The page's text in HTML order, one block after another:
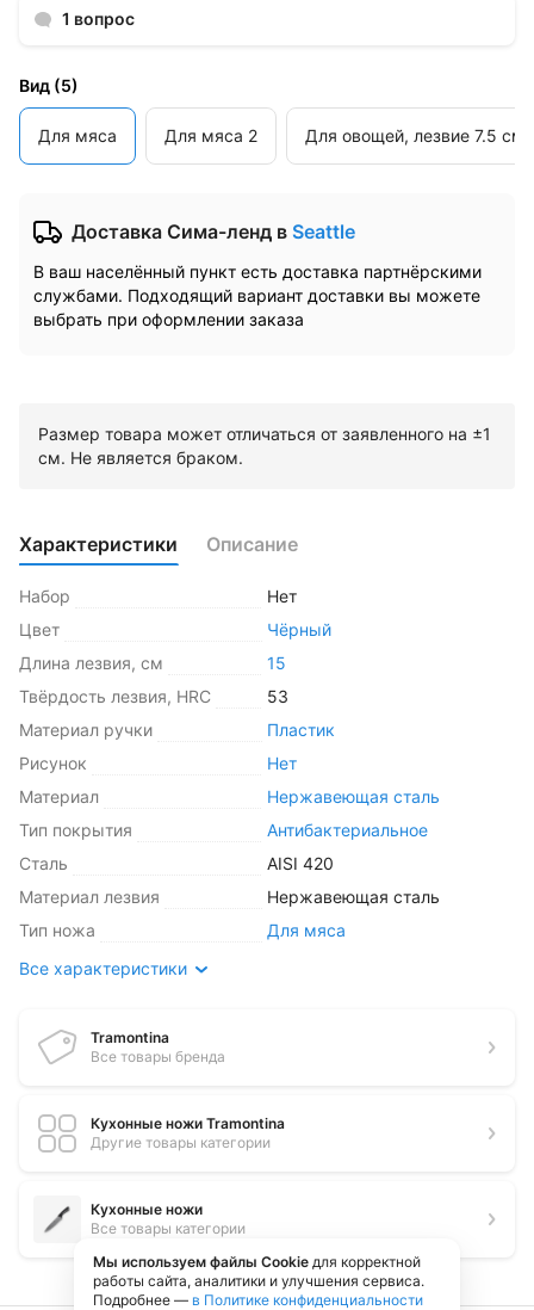
1 вопрос
Вид (5)
Для мяса Для мяса 2 Для овощей, лезвие 7.5 см
Доставка Сима-ленд в Seattle
В ваш населённый пункт есть доставка партнёрскими
службами. Подходящий вариант доставки вы можете
выбрать при оформлении заказа
Размер товара может отличаться от заявленного на ±1
см. Не является браком.
Характеристики Описание
Набор
Нет
Цвет
Чёрный
Длина лезвия, см
15
Твёрдость лезвия, HRC
53
Материал ручки
Пластик
Рисунок
Нет
Материал
Нержавеющая сталь
Тип покрытия
Антибактериальное
Сталь
AISI 420
Материал лезвия
Нержавеющая сталь
Тип ножа
Для мяса
Все характеристики
Tramontina
Все товары бренда
Кухонные ножи Tramontina
Другие товары категории
Кухонные ножи
Все товары категории
Мы используем файлы Cookie для корректной
работы сайта, аналитики и улучшения сервиса.
Подробнее — в Политике конфиденциальности